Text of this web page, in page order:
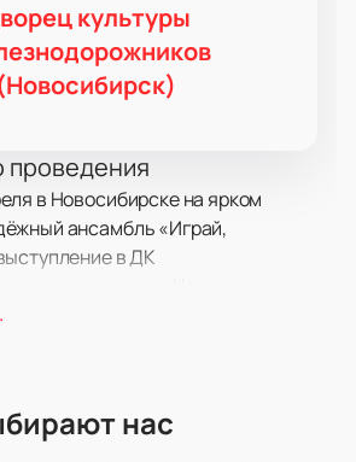
культуры
проведения
в Новосибирске на ярком
ансамбль «Играй,
в ДК
послушать живую музыку в
гармонь!» под руководством
нас